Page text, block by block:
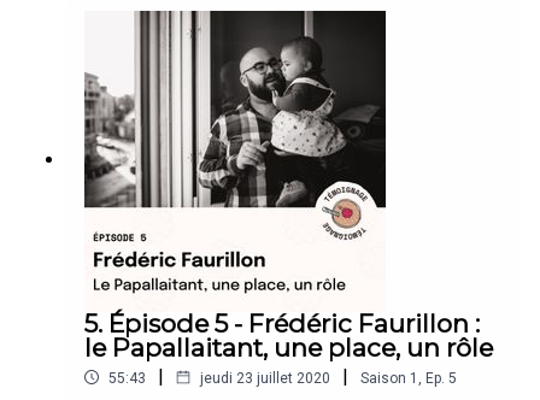
consultante en lactation IBCLC : ce qui est un
gage de qualité dans la profession. Dans ce tout
premier épisode avec une ...
5. Épisode 5 - Frédéric Faurillon :
le Papallaitant, une place, un rôle
55:43 | jeudi 23 juillet 2020 | Saison 1 , Ep. 5